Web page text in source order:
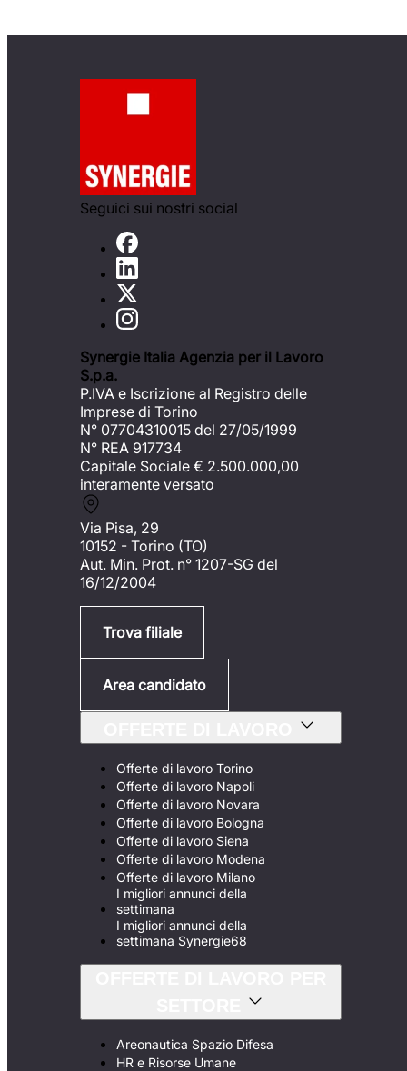
Seguici sui nostri social
Synergie Italia Agenzia per il Lavoro
S.p.a.
P.IVA e Iscrizione al Registro delle
Imprese di Torino
N° 07704310015 del 27/05/1999
N° REA 917734
Capitale Sociale € 2.500.000,00
interamente versato
Via Pisa, 29
10152 - Torino (TO)
Aut. Min. Prot. n° 1207-SG del
16/12/2004
Trova filiale
Area candidato
Offerte di lavoro Torino
Offerte di lavoro Napoli
Offerte di lavoro Novara
Offerte di lavoro Bologna
Offerte di lavoro Siena
Offerte di lavoro Modena
Offerte di lavoro Milano
I migliori annunci della
settimana
I migliori annunci della
settimana Synergie68
Areonautica Spazio Difesa
HR e Risorse Umane